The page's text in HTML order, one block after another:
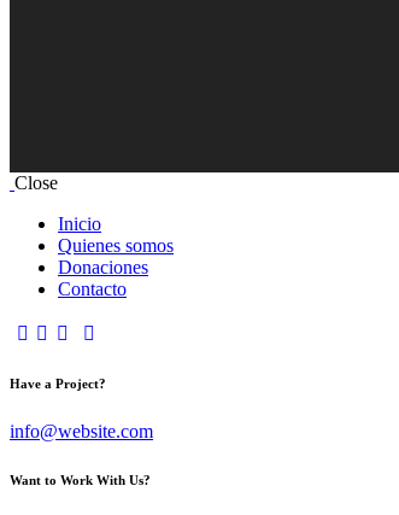
Close
Inicio
Quienes somos
Donaciones
Contacto
Have a Project?
info@website.com
Want to Work With Us?